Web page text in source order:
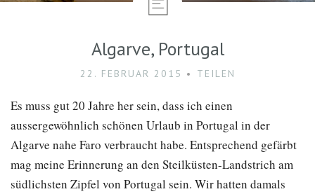
Algarve, Portugal
22. FEBRUAR 2015 TEILEN
Es muss gut 20 Jahre her sein, dass ich einen
aussergewöhnlich schönen Urlaub in Portugal in der
Algarve nahe Faro verbraucht habe. Entsprechend gefärbt
mag meine Erinnerung an den Steilküsten-Landstrich am
südlichsten Zipfel von Portugal sein. Wir hatten damals